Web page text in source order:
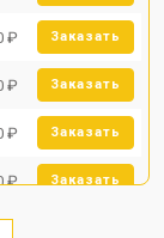
₽ Заказать
₽ Заказать
₽ Заказать
₽ Заказать